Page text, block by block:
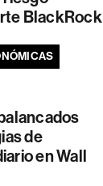
BlackRock
de
en Wall